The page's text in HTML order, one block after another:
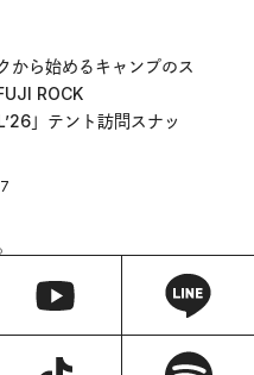
から始めるキャンプのス
ROCK
」テント訪問スナッ